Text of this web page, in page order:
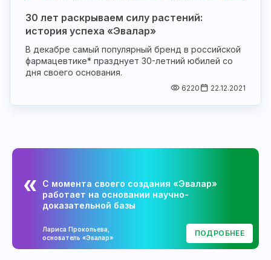
30 лет раскрываем силу растений:
история успеха «Эвалар»
В декабре самый популярный бренд в российской
фармацевтике* празднует 30-летний юбилей со
дня своего основания.
6220 22.12.2021
С момента своего создания «Эвалар»
работает на основании научно-
доказательной базы
Лариса Прокопьева,
основатель «Эвалар»
ПОДРОБНЕЕ